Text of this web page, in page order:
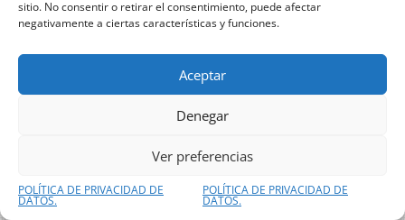
sitio. No consentir o retirar el consentimiento, puede afectar
negativamente a ciertas características y funciones.
Aceptar
Denegar
Ver preferencias
POLÍTICA DE PRIVACIDAD DE
DATOS.
POLÍTICA DE PRIVACIDAD DE
DATOS.